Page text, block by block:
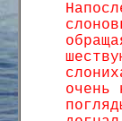
очень